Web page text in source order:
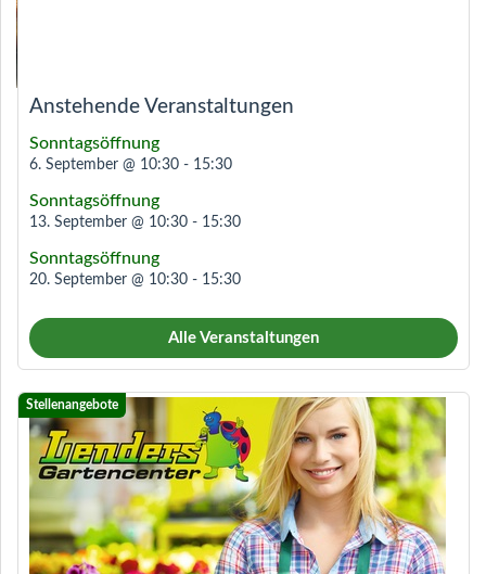
Anstehende Veranstaltungen
Sonntagsöffnung
6. September @ 10:30 - 15:30
Sonntagsöffnung
13. September @ 10:30 - 15:30
Sonntagsöffnung
20. September @ 10:30 - 15:30
Alle Veranstaltungen